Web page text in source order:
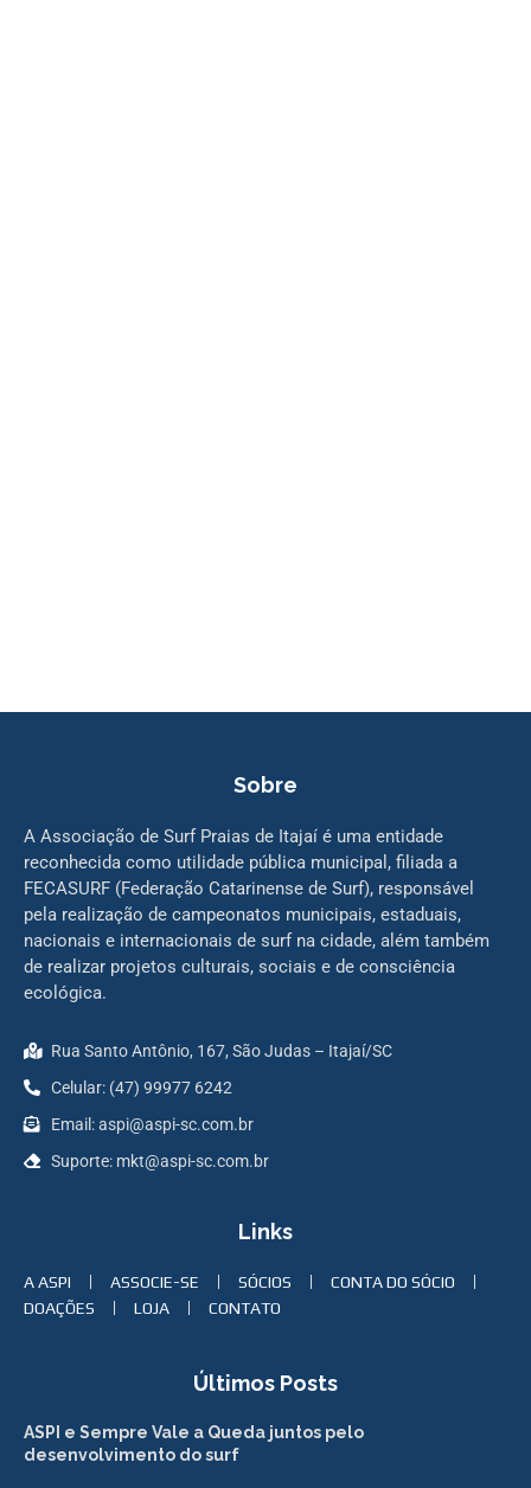
Sobre
A Associação de Surf Praias de Itajaí é uma entidade
reconhecida como utilidade pública municipal, filiada a
FECASURF (Federação Catarinense de Surf), responsável
pela realização de campeonatos municipais, estaduais,
nacionais e internacionais de surf na cidade, além também
de realizar projetos culturais, sociais e de consciência
ecológica.
Rua Santo Antônio, 167, São Judas – Itajaí/SC
Celular: (47) 99977 6242
Email: aspi@aspi-sc.com.br
Suporte: mkt@aspi-sc.com.br
Links
A ASPI ASSOCIE-SE SÓCIOS
CONTA DO SÓCIO
DOAÇÕES
LOJA CONTATO
Últimos Posts
ASPI e Sempre Vale a Queda juntos pelo
desenvolvimento do surf